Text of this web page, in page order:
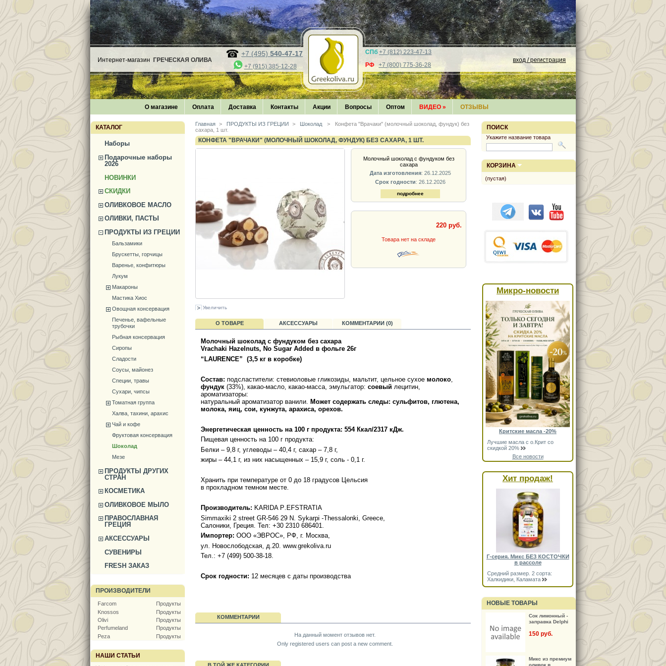
Интернет-магазин ГРЕЧЕСКАЯ ОЛИВА
+7 (495) 540-47-17
+7 (915) 385-12-28
СПб +7 (812) 223-47-13
РФ +7 (800) 775-36-28
вход / регистрация
О магазине Оплата Доставка Контакты Акции Вопросы Оптом ВИДЕО » ОТЗЫВЫ
КАТАЛОГ
Наборы
Подарочные наборы
2026
НОВИНКИ
СКИДКИ
ОЛИВКОВОЕ МАСЛО
ОЛИВКИ, ПАСТЫ
ПРОДУКТЫ ИЗ ГРЕЦИИ
Бальзамики
Брускетты, горчицы
Варенье, конфитюры
Лукум
Макароны
Мастика Хиос
Овощная консервация
Печенье, вафельные
трубочки
Рыбная консервация
Сиропы
Сладости
Соусы, майонез
Специи, травы
Сухари, чипсы
Томатная группа
Халва, тахини, арахис
Чай и кофе
Фруктовая консервация
Шоколад
Мезе
ПРОДУКТЫ ДРУГИХ
СТРАН
КОСМЕТИКА
ОЛИВКОВОЕ МЫЛО
ПРАВОСЛАВНАЯ
ГРЕЦИЯ
АКСЕССУАРЫ
СУВЕНИРЫ
FRESH ЗАКАЗ
ПРОИЗВОДИТЕЛИ
Farcom
Продукты
Knossos
Продукты
Olivi
Продукты
Perfumeland
Продукты
Peza
Продукты
НАШИ СТАТЬИ
Главная > ПРОДУКТЫ ИЗ ГРЕЦИИ > Шоколад >
Конфета "Врачаки" (молочный шоколад, фундук) без
сахара, 1 шт.
КОНФЕТА "ВРАЧАКИ" (МОЛОЧНЫЙ ШОКОЛАД, ФУНДУК) БЕЗ САХАРА, 1 ШТ.
Увеличить
Молочный шоколад с фундуком без
сахара
Дата изготовления: 26.12.2025
Срок годности: 26.12.2026
подробнее
220 руб.
Товара нет на складе
О ТОВАРЕ АКСЕССУАРЫ КОММЕНТАРИИ (0)
Молочный шоколад с фундуком без сахара
Vrachaki Hazelnuts, No Sugar Added в фольге 26г
“LAURENCE” (3,5 кг в коробке)
Состав: подсластители: стевиоловые гликозиды, мальтит, цельное сухое молоко
фундук (33%), какао-масло , какао-масса, эмульгатор: соевый лецитин,
ароматизаторы:
натуральный ароматизатор ванили.
Может содержать следы: сульфитов, глютена,
молока, яиц, сои, кунжута, арахиса, орехов.
Энергетическая ценность на 100 г продукта: 554 Ккал/2317 кДж.
Пищевая ценность на 100 г продукта:
Белки – 9,8 г, углеводы – 40,4 г, сахар – 7,8 г,
жиры – 44,1 г, из них насыщенных – 15,9 г, соль - 0,1 г.
Хранить при температуре от 0 до 18 градусов Цельсия
в прохладном темном месте.
Производитель: KARIDA P. EFSTRATIA
Simmaxiki 2 street GR-546 29 N. Sykarpi -Thessalonki, Greece,
Салоники, Греция. Тел: +30 2310 686401.
Импортер: ООО «ЭВРОС», РФ, г. Москва,
ул. Новослободская, д.20. www.grekoliva.ru
Тел.: +7 (499) 500-38-18.
Срок годности: 12 месяцев с даты производства
КОММЕНТАРИИ
На данный момент отзывов нет.
Only registered users can post a new comment.
ПОИСК
Укажите название товара
КОРЗИНА
(пустая)
Микро-новости
Критские масла -20%
Лучшие масла с о.Крит со
скидкой 20%
Все новости
Хит продаж!
Г-серия. Микс БЕЗ КОСТОЧКИ
в рассоле
Средний размер. 2 сорта:
Халкидики, Каламата
НОВЫЕ ТОВАРЫ
Сок лимонный -
заправка Delphi
150 руб.
Микс из премиум